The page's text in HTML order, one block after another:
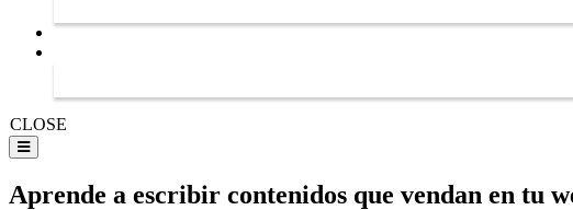
CLOSE
Aprende a escribir contenidos que vendan en tu